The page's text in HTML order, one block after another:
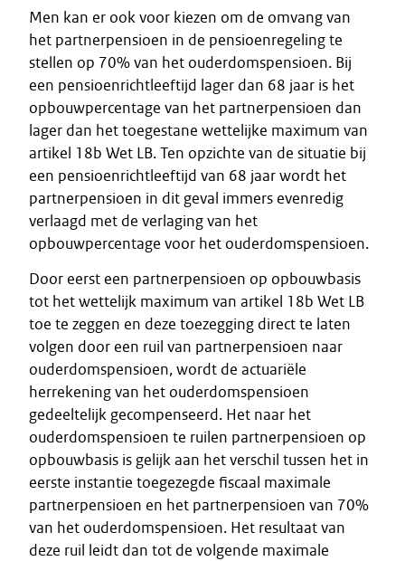
Men kan er ook voor kiezen om de omvang van
het partnerpensioen in de pensioenregeling te
stellen op 70% van het ouderdomspensioen. Bij
een pensioenrichtleeftijd lager dan 68 jaar is het
opbouwpercentage van het partnerpensioen dan
lager dan het toegestane wettelijke maximum van
artikel 18b Wet LB. Ten opzichte van de situatie bij
een pensioenrichtleeftijd van 68 jaar wordt het
partnerpensioen in dit geval immers evenredig
verlaagd met de verlaging van het
opbouwpercentage voor het ouderdomspensioen.
Door eerst een partnerpensioen op opbouwbasis
tot het wettelijk maximum van artikel 18b Wet LB
toe te zeggen en deze toezegging direct te laten
volgen door een ruil van partnerpensioen naar
ouderdomspensioen, wordt de actuariële
herrekening van het ouderdomspensioen
gedeeltelijk gecompenseerd. Het naar het
ouderdomspensioen te ruilen partnerpensioen op
opbouwbasis is gelijk aan het verschil tussen het in
eerste instantie toegezegde fiscaal maximale
partnerpensioen en het partnerpensioen van 70%
van het ouderdomspensioen. Het resultaat van
deze ruil leidt dan tot de volgende maximale